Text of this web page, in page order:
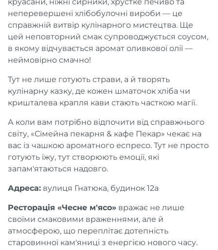
круасани, ніжні сирники, хрустке печиво та
неперевершені хлібобулочні вироби — це
справжній витвір кулінарного мистецтва. Ще
цей неповторний смак супроводжується соусом,
в якому відчувається аромат оливкової олії —
неймовірно смачно!
Тут не лише готують страви, а й творять
кулінарну казку, де кожен шматочок хліба чи
кришталева крапля кави стають часткою магії.
А коли вам потрібно відпочити від справжнього
світу, «Сімейна пекарня & кафе Пекар» чекає на
вас із чашкою ароматного еспресо. Тут не просто
готують їжу, тут створюють емоції, які
запам'ятаються надовго.
Адреса: вулиця Гнатюка, будинок 12а
Ресторація «Чесне м'ясо» вражає не лише
своїми смаковими враженнями, але й
атмосферою, що переплітає дотепність
старовинної кам'яниці з енергією нового часу.